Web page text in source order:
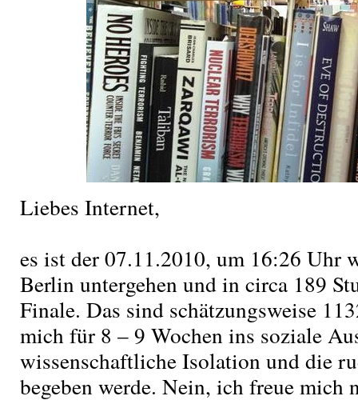
Liebes Internet,
es ist der 07.11.2010, um 16:26 Uhr
Berlin untergehen und in circa 189
Finale. Das sind schätzungsweise
mich für 8 – 9 Wochen ins soziale
wissenschaftliche Isolation und die
begeben werde. Nein, ich freue mich